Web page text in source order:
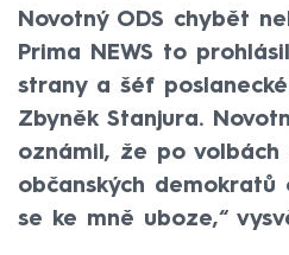
Novotný ODS chybět
Prima NEWS to
strany a šéf
Zbyněk Stanjura.
oznámil, že po volbách
občanských demokratů
se ke mně uboze,“